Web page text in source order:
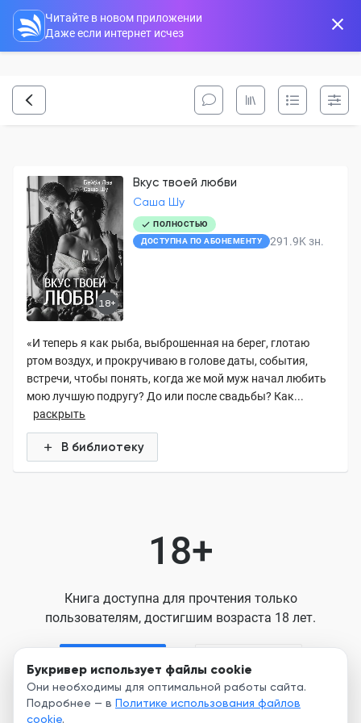
Букривер использует файлы cookie
Они необходимы для оптимальной работы сайта.
Подробнее — в Политике использования файлов
cookie.
Читайте в новом приложении
Даже если интернет исчез
18+
Вкус твоей любви
Саша Шу
ПОЛНОСТЬЮ
ДОСТУПНА ПО АБОНЕМЕНТУ
291.9K зн.
«И теперь я как рыба, выброшенная на берег, глотаю
ртом воздух, и прокручиваю в голове даты, события,
встречи, чтобы понять, когда же мой муж начал любить
мою лучшую подругу? До или после свадьбы? Как...
раскрыть
В библиотеку
18+
Книга доступна для прочтения только
пользователям, достигшим возраста 18 лет.
Нажимая кнопку, я принимаю условия